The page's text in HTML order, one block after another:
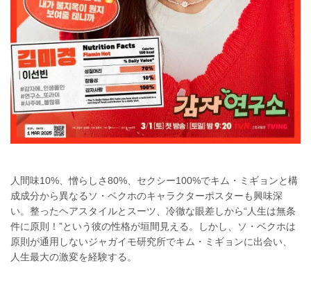
人間味10%、憎らしさ80%、セクシー100%でキム・ミギョンと構
成成分から異なるソ・ベクホのキャラクターポスターも興味深
い。整ったヘアスタイルとスーツ、冷徹な眼差しから“人生は無条
件に原則！”という彼の性格が垣間見える。しかし、ソ・ベクホは
原則が通用しないジャガイモ研究所でキム・ミギョンに出会い、
人生最大の激変を経験する。